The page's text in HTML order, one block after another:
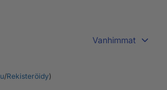
Vanhimmat
/Rekisteröidy)